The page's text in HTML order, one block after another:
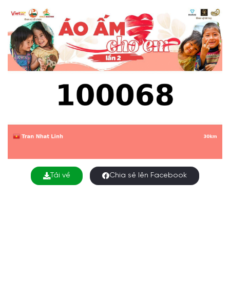
Tải về Chia sẻ lên Facebook